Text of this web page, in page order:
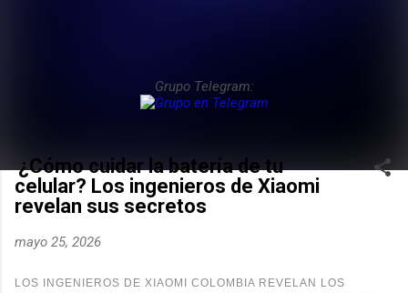
Grupo Telegram:
¿Cómo cuidar la batería de tu
celular? Los ingenieros de Xiaomi
revelan sus secretos
mayo 25, 2026
LOS INGENIEROS DE XIAOMI COLOMBIA REVELAN LOS